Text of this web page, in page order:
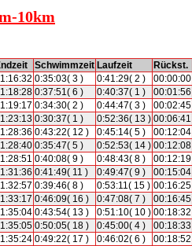
10km
Schwimmzeit Laufzeit Rückst.
0:35:03( 3 ) 0:41:29( 2 ) 00:00:00
0:37:51( 6 ) 0:40:37( 1 ) 00:01:56
0:34:30( 2 ) 0:44:47( 3 ) 00:02:45
0:30:37( 1 ) 0:52:36( 13 ) 00:06:41
0:43:22( 12 ) 0:45:14( 5 ) 00:12:04
0:35:47( 5 ) 0:52:53( 14 ) 00:12:08
0:40:08( 9 ) 0:48:43( 8 ) 00:12:19
0:41:49( 11 ) 0:49:47( 9 ) 00:15:04
0:39:46( 8 ) 0:53:11( 15 ) 00:16:25
0:46:09( 16 ) 0:47:08( 7 ) 00:16:45
0:43:54( 13 ) 0:51:10( 10 ) 00:18:32
0:50:05( 18 ) 0:45:00( 4 ) 00:18:33
0:49:22( 17 ) 0:46:02( 6 ) 00:18:52